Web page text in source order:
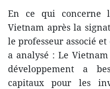
En ce qui concerne
Vietnam après la
le professeur associé
a analysé : Le
développement a
capitaux pour les